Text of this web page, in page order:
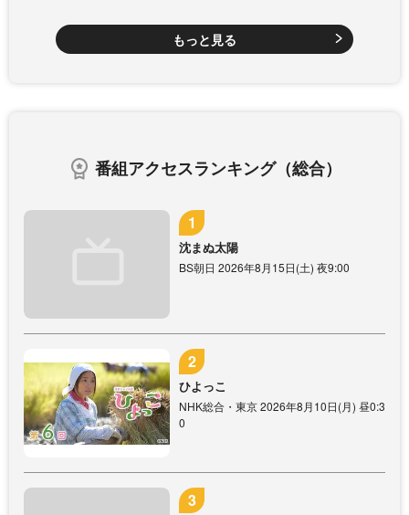
もっと見る
番組アクセスランキング（総合）
沈まぬ太陽
BS朝日 2026年8月15日(土) 夜9:00
ひよっこ
NHK総合・東京 2026年8月10日(月) 昼0:3
0